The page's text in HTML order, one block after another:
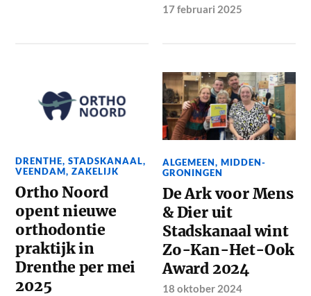
17 februari 2025
DRENTHE,STADSKANAAL,
VEENDAM,ZAKELIJK
Ortho Noord
opent nieuwe
orthodontie
praktijk in
Drenthe per mei
2025
ALGEMEEN,MIDDEN-
GRONINGEN
De Ark voor Mens
& Dier uit
Stadskanaal wint
Zo-Kan-Het-Ook
Award 2024
18 oktober 2024